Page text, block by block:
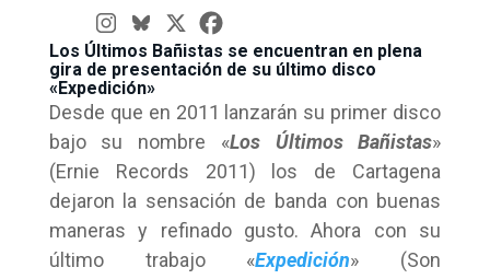
Los Últimos Bañistas se encuentran en plena
gira de presentación de su último disco
«Expedición»
Desde que en 2011 lanzarán su primer disco
bajo su nombre «Los Últimos Bañistas»
(Ernie Records 2011) los de Cartagena
dejaron la sensación de banda con buenas
maneras y refinado gusto. Ahora con su
último trabajo «Expedición» (Son